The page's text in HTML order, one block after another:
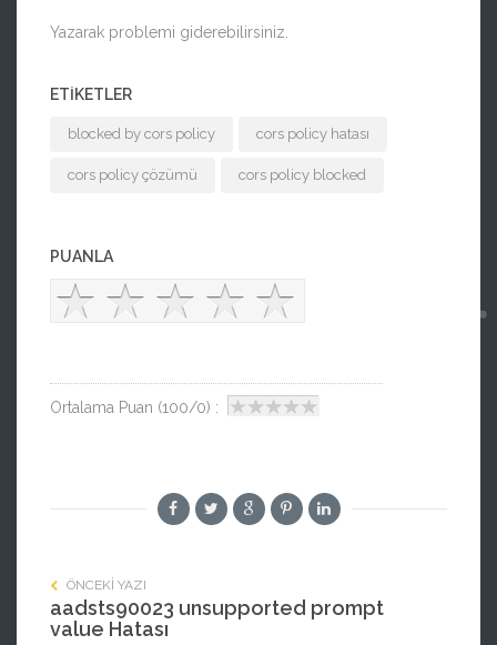
Yazarak problemi giderebilirsiniz.
ETIKETLER
blocked by cors policy cors policy hatası
cors policy çözümü cors policy blocked
PUANLA
Ortalama Puan (100/0) :
ÖNCEKI YAZI
aadsts90023 unsupported prompt
value Hatası